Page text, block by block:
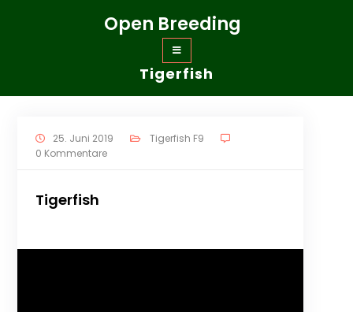
Open Breeding
Tigerfish
25. Juni 2019
Tigerfish F9
0 Kommentare
Tigerfish